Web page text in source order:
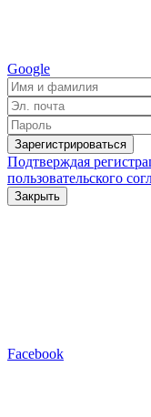
Google
Зарегистрироваться
Подтверждая
пользовательского
Закрыть
Facebook